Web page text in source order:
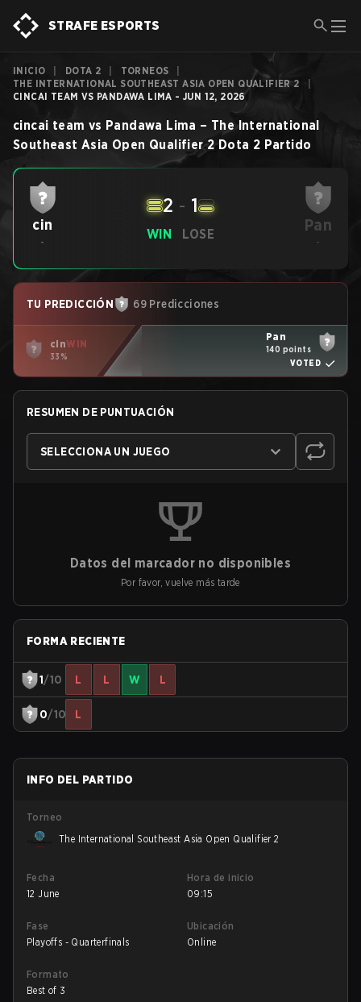
STRAFE ESPORTS
INICIO DOTA 2 TORNEOS
THE INTERNATIONAL SOUTHEAST ASIA OPEN QUALIFIER 2
CINCAI TEAM VS PANDAWA LIMA - JUN 12, 2026
cincai team vs Pandawa Lima – The International
Southeast Asia Open Qualifier 2 Dota 2 Partido
cin
-
WIN
2 - 1
LOSE Pan
-
TU PREDICCIÓN 69 Predicciones
cinWIN
33%
Pan
140 points
VOTED
RESUMEN DE PUNTUACIÓN
SELECCIONA UN JUEGO
Datos del marcador no disponibles
Por favor, vuelve más tarde
FORMA RECIENTE
1/10 L L W L
0/10 L
INFO DEL PARTIDO
Torneo
The International Southeast Asia Open Qualifier 2
Fecha
12 June
Hora de inicio
09:15
Fase
Playoffs - Quarterfinals
Ubicación
Online
Formato
Best of 3